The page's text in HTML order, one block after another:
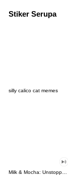
Stiker Serupa
silly calico cat memes